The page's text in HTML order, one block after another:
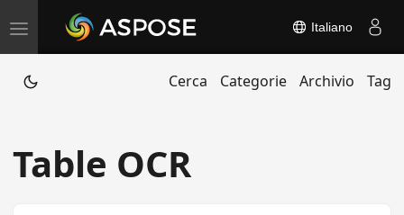
T
o
g
e
n
Italiano
Cerca Categorie Archivio Tag
Table OCR